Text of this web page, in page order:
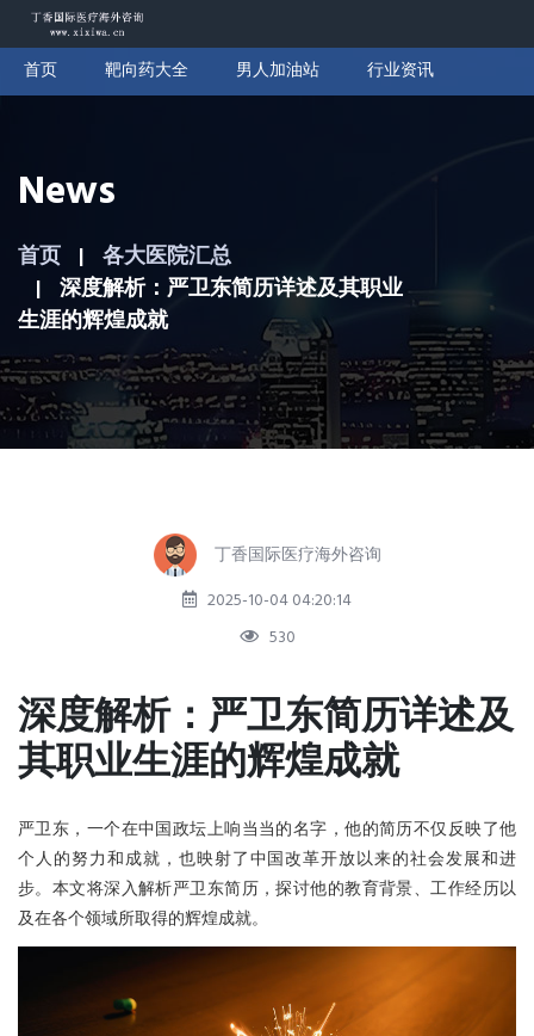
首页 靶向药大全 男人加油站 行业资讯
News
首页
各大医院汇总
深度解析：严卫东简历详述及其职业
生涯的辉煌成就
丁香国际医疗海外咨询
2025-10-04 04:20:14
530
深度解析：严卫东简历详述及
其职业生涯的辉煌成就
严卫东，一个在中国政坛上响当当的名字，他的简历不仅反映了他
个人的努力和成就，也映射了中国改革开放以来的社会发展和进
步。本文将深入解析严卫东简历，探讨他的教育背景、工作经历以
及在各个领域所取得的辉煌成就。